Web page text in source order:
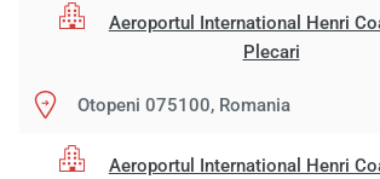
Aeroportul International Henri
Plecari
Otopeni 075100, Romania
Aeroportul International Henri